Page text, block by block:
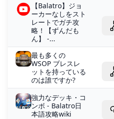
【Balatro】ジョ
ーカーなしをスト
レートでガチ攻
略！【ずんだも
ん】 -...
最も多くの
WSOP ブレスレ
ットを持っている
のは誰ですか?
強力なデッキ・コ
ンボ - Balatro日
本語攻略wiki